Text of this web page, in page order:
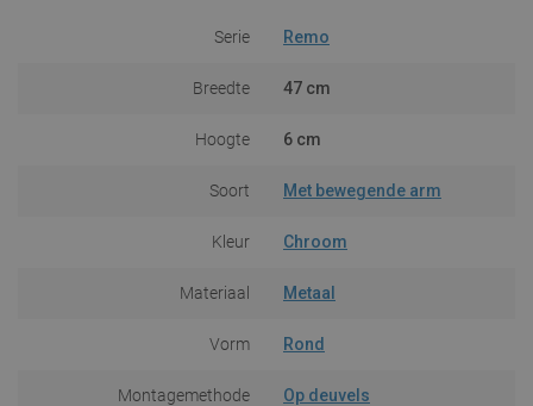
Serie Remo
Breedte 47 cm
Hoogte 6 cm
Soort Met bewegende arm
Kleur Chroom
Materiaal Metaal
Vorm Rond
Montagemethode Op deuvels